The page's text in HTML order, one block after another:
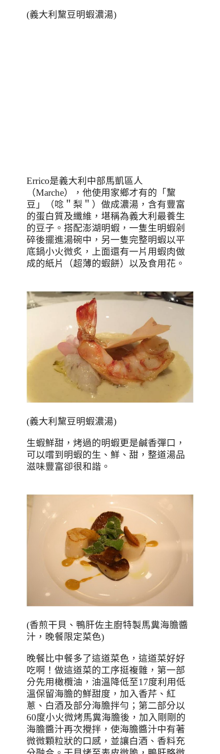
(義大利黧豆明蝦濃湯)
Errico是義大利中部馬凱區人
（Marche），他使用家鄉才有的「黧
豆」（唸＂梨＂）做成濃湯，含有豐富
的蛋白質及纖維，堪稱為義大利最養生
的豆子。搭配澎湖明蝦，一隻生明蝦剁
碎後擺進湯碗中，另一隻完整明蝦以平
底鍋小火微炙，上面還有一片用蝦肉做
成的紙片（超薄的蝦餅）以及食用花。
(義大利黧豆明蝦濃湯)
生蝦鮮甜，烤過的明蝦更是鹹香彈口，
可以嚐到明蝦的生、鮮、甜，整道湯品
滋味豐富卻很和諧。
(香煎干貝、鴨肝佐主廚特製馬糞海膽醬
汁，晚餐限定菜色)
晚餐比中餐多了這道菜色，這道菜好好
吃啊！做這道菜的工序挺複雜，第一部
分先用橄欖油，油溫降低至17度利用低
溫保留海膽的鮮甜度，加入香芹、紅
蔥、白酒及部分海膽拌勻；第二部分以
60度小火微烤馬糞海膽後，加入剛剛的
海膽醬汁再次攪拌，使海膽醬汁中有著
微微顆粒狀的口感，並讓白酒、香料充